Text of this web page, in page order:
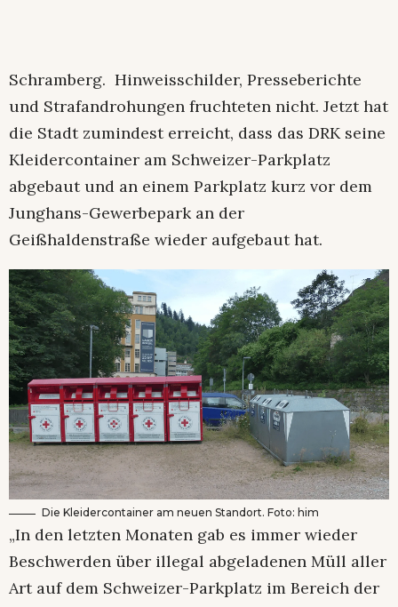
Schramberg. Hinweisschilder, Presseberichte
und Strafandrohungen fruchteten nicht. Jetzt hat
die Stadt zumindest erreicht, dass das DRK seine
Kleidercontainer am Schweizer-Parkplatz
abgebaut und an einem Parkplatz kurz vor dem
Junghans-Gewerbepark an der
Geißhaldenstraße wieder aufgebaut hat.
Die Kleidercontainer am neuen Standort. Foto: him
„In den letzten Monaten gab es immer wieder
Beschwerden über illegal abgeladenen Müll aller
Art auf dem Schweizer-Parkplatz im Bereich der